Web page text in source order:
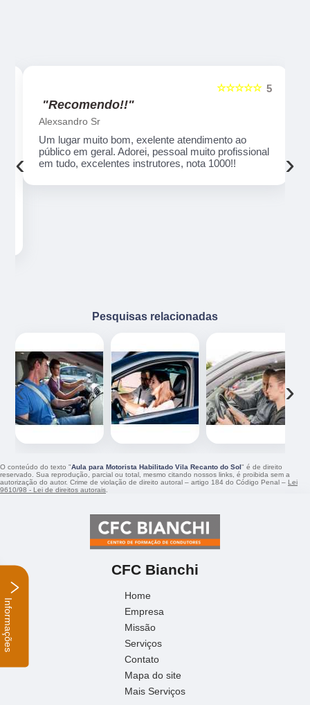
5
☆☆☆☆☆
"Recomendo!!"
Alexsandro Sr
Um lugar muito bom, exelente atendimento ao
público em geral. Adorei, pessoal muito profissional
em tudo, excelentes instrutores, nota 1000!!
‹ ›
Pesquisas relacionadas
‹ ›
O conteúdo do texto "Aula para Motorista Habilitado Vila Recanto do Sol" é de direito
reservado. Sua reprodução, parcial ou total, mesmo citando nossos links, é proibida sem a
autorização do autor. Crime de violação de direito autoral – artigo 184 do Código Penal – Lei
9610/98 - Lei de direitos autorais
CFC Bianchi
Home
Empresa
Missão
Serviços
Contato
Mapa do site
Mais Serviços
Informações